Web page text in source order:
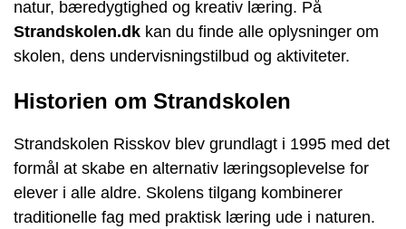
natur, bæredygtighed og kreativ læring. På
Strandskolen.dk kan du finde alle oplysninger om
skolen, dens undervisningstilbud og aktiviteter.
Historien om Strandskolen
Strandskolen Risskov blev grundlagt i 1995 med det
formål at skabe en alternativ læringsoplevelse for
elever i alle aldre. Skolens tilgang kombinerer
traditionelle fag med praktisk læring ude i naturen.